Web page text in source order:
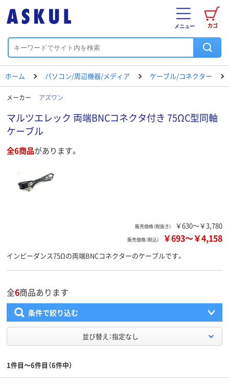
カゴ
メニュー
ホーム パソコン/周辺機器/メディア ケーブル/コネクター
メーカー アズワン
マルツエレック 両端BNCコネクタ付き 75ΩC型同軸
ケーブル
全6商品があります。
販売価格（税抜き） ￥630～￥3,780
販売価格（税込） ￥693～￥4,158
インピーダンス75Ωの両端BNCコネクターのケーブルです。
全6商品あります
条件で絞り込む
並び替え：指定なし
1件目～6件目（6件中）